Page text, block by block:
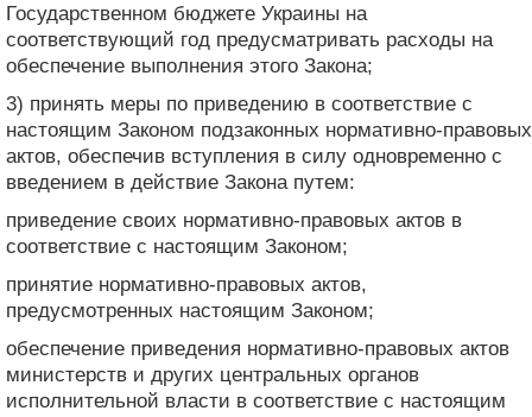
Государственном бюджете Украины на
соответствующий год предусматривать расходы на
обеспечение выполнения этого Закона;
3) принять меры по приведению в соответствие с
настоящим Законом подзаконных нормативно-правовых
актов, обеспечив вступления в силу одновременно с
введением в действие Закона путем:
приведение своих нормативно-правовых актов в
соответствие с настоящим Законом;
принятие нормативно-правовых актов,
предусмотренных настоящим Законом;
обеспечение приведения нормативно-правовых актов
министерств и других центральных органов
исполнительной власти в соответствие с настоящим